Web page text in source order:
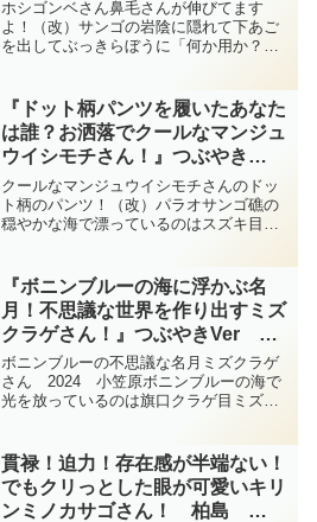
tsubuankun
ホシゴンベさん鼻毛さんが伸びてます
よ！（改）サンゴの岩陰に隠れて下あご
を出してぶっきらぼうに「何か用か？」
名前の通り星のような斑点がたくさんあ
りますが私には星というより...
『ドット柄パンツを履いたあなた
は誰？お洒落でクールなマンジュ
ウイシモチさん！』つぶやき
Ver パラオ diving-photo‐
tsubuankun
クールなマンジュウイシモチさんのドッ
ト柄のパンツ！（改）パラオサンゴ礁の
穏やかな海で漂っているのはスズキ目テ
～8ｃｍとかなり小さな可愛いお魚さんで
す・・・マンジュウイ...
『ボニンブルーの海に浮かぶ名
月！不思議な世界を作り出すミズ
クラゲさん！』つぶやきVer 小
笠原 diving-photo‐tsubuankun
ボニンブルーの不思議な名月ミズクラゲ
さん 2024 小笠原ボニンブルーの海で
光を放っているのは旗口クラゲ目ミズク
直径は15～30cmくらいで傘の縁辺部に細
く短い触手が一...
貫禄！迫力！存在感が半端ない！
でもクリっとした眼が可愛いキリ
ンミノカサゴさん！ 柏島